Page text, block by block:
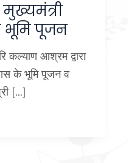
भूमि पूजन
कल्याण आश्रम द्वारा
के भूमि पूजन व
[…]